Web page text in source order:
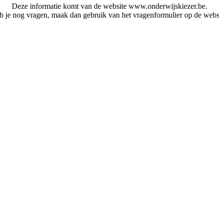
Deze informatie komt van de website www.onderwijskiezer.be.
je nog vragen, maak dan gebruik van het vragenformulier op de